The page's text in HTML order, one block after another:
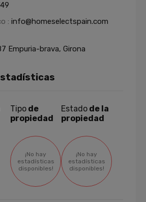
: info@homeselectspain.com
Empuria-brava, Girona
Tipo de
propiedad
¡No hay
estadísticas
disponibles!
Estado de la
propiedad
¡No hay
estadísticas
disponibles!